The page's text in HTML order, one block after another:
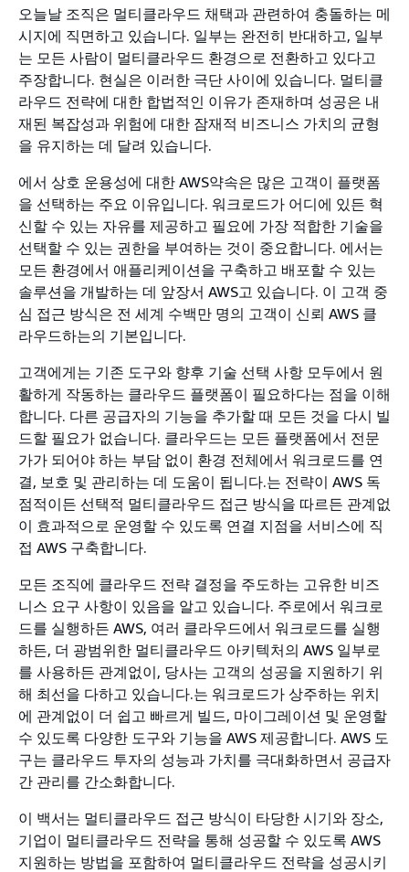
오늘날 조직은 멀티클라우드 채택과 관련하여 충돌하는 메
시지에 직면하고 있습니다. 일부는 완전히 반대하고, 일부
는 모든 사람이 멀티클라우드 환경으로 전환하고 있다고
주장합니다. 현실은 이러한 극단 사이에 있습니다. 멀티클
라우드 전략에 대한 합법적인 이유가 존재하며 성공은 내
재된 복잡성과 위험에 대한 잠재적 비즈니스 가치의 균형
을 유지하는 데 달려 있습니다.
에서 상호 운용성에 대한 AWS약속은 많은 고객이 플랫폼
을 선택하는 주요 이유입니다. 워크로드가 어디에 있든 혁
신할 수 있는 자유를 제공하고 필요에 가장 적합한 기술을
선택할 수 있는 권한을 부여하는 것이 중요합니다. 에서는
모든 환경에서 애플리케이션을 구축하고 배포할 수 있는
솔루션을 개발하는 데 앞장서 AWS고 있습니다. 이 고객 중
심 접근 방식은 전 세계 수백만 명의 고객이 신뢰 AWS 클
라우드하는의 기본입니다.
고객에게는 기존 도구와 향후 기술 선택 사항 모두에서 원
활하게 작동하는 클라우드 플랫폼이 필요하다는 점을 이해
합니다. 다른 공급자의 기능을 추가할 때 모든 것을 다시 빌
드할 필요가 없습니다. 클라우드는 모든 플랫폼에서 전문
가가 되어야 하는 부담 없이 환경 전체에서 워크로드를 연
결, 보호 및 관리하는 데 도움이 됩니다.는 전략이 AWS 독
점적이든 선택적 멀티클라우드 접근 방식을 따르든 관계없
이 효과적으로 운영할 수 있도록 연결 지점을 서비스에 직
접 AWS 구축합니다.
모든 조직에 클라우드 전략 결정을 주도하는 고유한 비즈
니스 요구 사항이 있음을 알고 있습니다. 주로에서 워크로
드를 실행하든 AWS, 여러 클라우드에서 워크로드를 실행
하든, 더 광범위한 멀티클라우드 아키텍처의 AWS 일부로
를 사용하든 관계없이, 당사는 고객의 성공을 지원하기 위
해 최선을 다하고 있습니다.는 워크로드가 상주하는 위치
에 관계없이 더 쉽고 빠르게 빌드, 마이그레이션 및 운영할
수 있도록 다양한 도구와 기능을 AWS 제공합니다. AWS 도
구는 클라우드 투자의 성능과 가치를 극대화하면서 공급자
간 관리를 간소화합니다.
이 백서는 멀티클라우드 접근 방식이 타당한 시기와 장소,
기업이 멀티클라우드 전략을 통해 성공할 수 있도록 AWS
지원하는 방법을 포함하여 멀티클라우드 전략을 성공시키